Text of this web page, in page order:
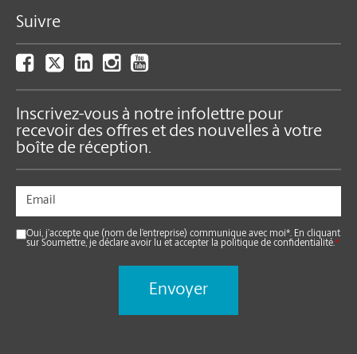
Suivre
Inscrivez-vous à notre infolettre pour
recevoir des offres et des nouvelles à votre
boîte de réception.
Oui, j’accepte que (nom de l’entreprise) communique avec moi*. En cliquant
sur Soumettre, je déclare avoir lu et accepter la politique de confidentialité.*